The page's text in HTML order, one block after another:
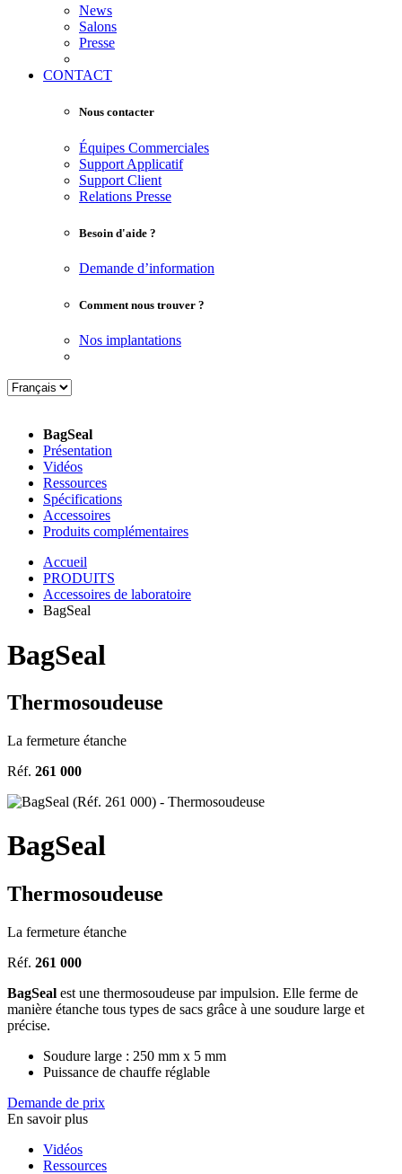
News
Salons
Presse
CONTACT
Nous contacter
Équipes Commerciales
Support Applicatif
Support Client
Relations Presse
Besoin d'aide ?
Demande d’information
Comment nous trouver ?
Nos implantations
BagSeal
Présentation
Vidéos
Ressources
Spécifications
Accessoires
Produits complémentaires
Accueil
PRODUITS
Accessoires de laboratoire
BagSeal
BagSeal
Thermosoudeuse
La fermeture étanche
Réf. 261 000
BagSeal
Thermosoudeuse
La fermeture étanche
Réf. 261 000
BagSeal est une thermosoudeuse par impulsion. Elle ferme de
manière étanche tous types de sacs grâce à une soudure large et
précise.
Soudure large : 250 mm x 5 mm
Puissance de chauffe réglable
Demande de prix
En savoir plus
Vidéos
Ressources